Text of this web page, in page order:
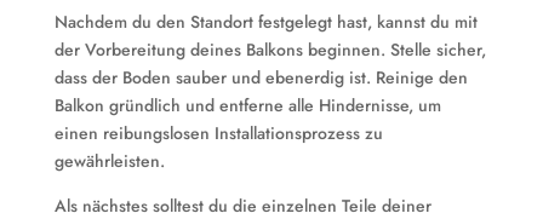
Nachdem du den Standort festgelegt hast, kannst du mit
der Vorbereitung deines Balkons beginnen. Stelle sicher,
dass der Boden sauber und ebenerdig ist. Reinige den
Balkon gründlich und entferne alle Hindernisse, um
einen reibungslosen Installationsprozess zu
gewährleisten.
Als nächstes solltest du die einzelnen Teile deiner